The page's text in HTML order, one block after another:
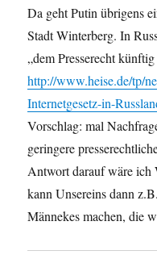
Da geht Putin übrigens
Stadt Winterberg. In
„dem Presserecht
http://www.heise.de/tp/
Internetgesetz-in-
Vorschlag: mal
geringere
Antwort darauf wäre
kann Unsereins dann
Männekes machen, die